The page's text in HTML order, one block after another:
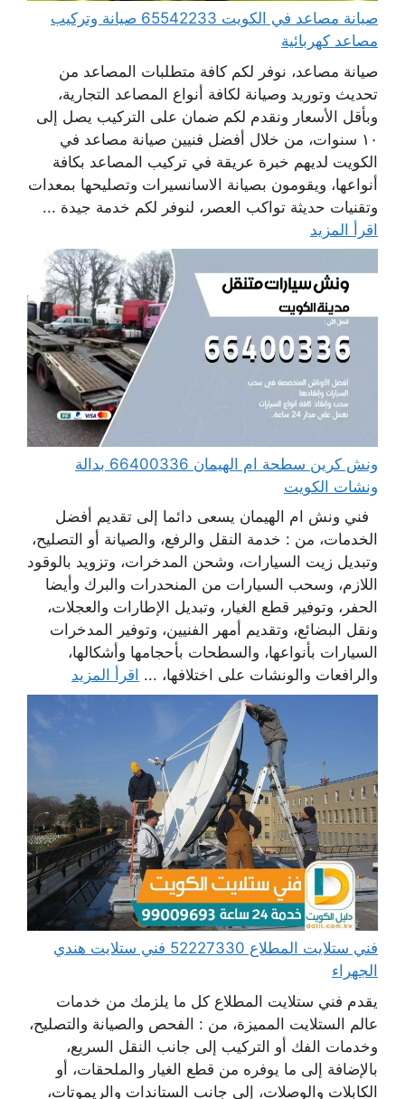
صيانة مصاعد في الكويت 65542233 صيانة وتركيب
مصاعد كهربائية
صيانة مصاعد، نوفر لكم كافة متطلبات المصاعد من
تحديث وتوريد وصيانة لكافة أنواع المصاعد التجارية،
وبأقل الأسعار ونقدم لكم ضمان على التركيب يصل إلى
١٠ سنوات، من خلال أفضل فنيين صيانة مصاعد في
الكويت لديهم خبرة عريقة في تركيب المصاعد بكافة
أنواعها، ويقومون بصيانة الاسانسيرات وتصليحها بمعدات
وتقنيات حديثة تواكب العصر، لنوفر لكم خدمة جيدة ...
اقرأ المزيد
ونش كرين سطحة ام الهيمان 66400336 بدالة
ونشات الكويت
فني ونش ام الهيمان يسعى دائما إلى تقديم أفضل
الخدمات، من : خدمة النقل والرفع، والصيانة أو التصليح،
وتبديل زيت السيارات، وشحن المدخرات، وتزويد بالوقود
اللازم، وسحب السيارات من المنحدرات والبرك وأيضا
الحفر، وتوفير قطع الغيار، وتبديل الإطارات والعجلات،
ونقل البضائع، وتقديم أمهر الفنيين، وتوفير المدخرات
السيارات بأنواعها، والسطحات بأحجامها وأشكالها،
والرافعات والونشات على اختلافها، ... اقرأ المزيد
فني ستلايت المطلاع 52227330 فني ستلايت هندي
الجهراء
يقدم فني ستلايت المطلاع كل ما يلزمك من خدمات
عالم الستلايت المميزة، من : الفحص والصيانة والتصليح،
وخدمات الفك أو التركيب إلى جانب النقل السريع،
بالإضافة إلى ما يوفره من قطع الغيار والملحقات، أو
الكابلات والوصلات، إلى جانب الستاندات والريموتات،